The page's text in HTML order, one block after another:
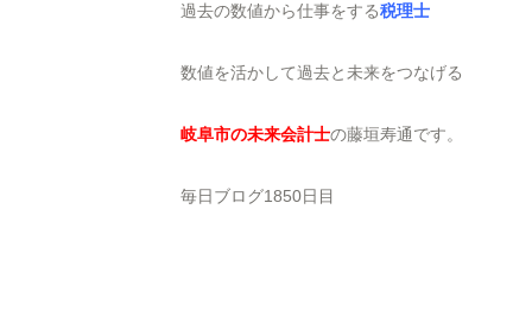
過去の数値から仕事をする税理士
数値を活かして過去と未来をつなげる
岐阜市の未来会計士の藤垣寿通です。
毎日ブログ1850日目